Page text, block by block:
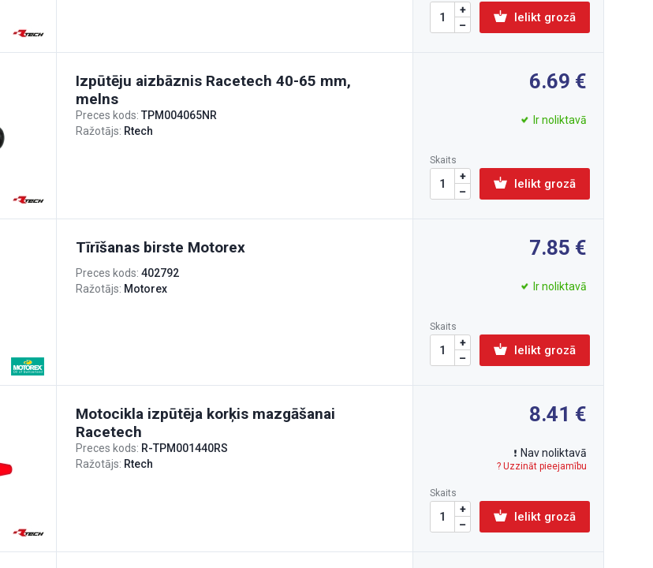
Ielikt grozā
Izpūtēju aizbāznis Racetech 40-65 mm,
melns
Preces kods: TPM004065NR
Ražotājs: Rtech
6.69
Ir noliktavā
Skaits
Ielikt grozā
Tīrīšanas birste Motorex
Preces kods: 402792
Ražotājs: Motorex
7.85
Ir noliktavā
Skaits
Ielikt grozā
Motocikla izpūtēja korķis mazgāšanai
Racetech
Preces kods: R-TPM001440RS
Ražotājs: Rtech
8.41
Nav noliktavā
? Uzzināt pieejamību
Skaits
Ielikt grozā